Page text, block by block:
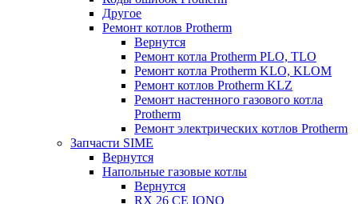
Другое
Ремонт котлов Protherm
Вернутся
Ремонт котла Protherm PLO, TLO
Ремонт котла Protherm KLO, KLOM
Ремонт котлов Protherm KLZ
Ремонт настенного газового котла
Protherm
Ремонт электрических котлов Protherm
Запчасти SIME
Вернутся
Напольные газовые котлы
Вернутся
RX 26 CE IONO